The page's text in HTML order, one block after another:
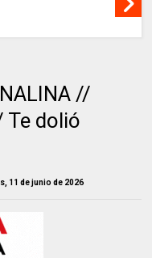
//
Te dolió
11 de junio de 2026